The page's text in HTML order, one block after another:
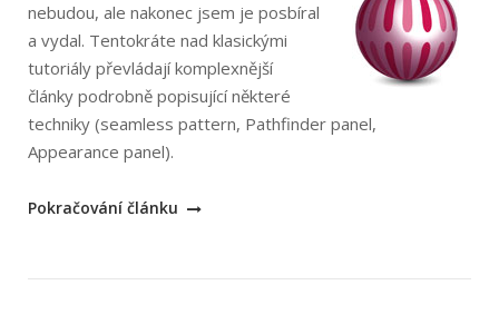
nebudou, ale nakonec jsem je posbíral
a vydal. Tentokráte nad klasickými
tutoriály převládají komplexnější
články podrobně popisující některé
techniky (seamless pattern, Pathfinder panel,
Appearance panel).
„Adobe
Pokračování článku